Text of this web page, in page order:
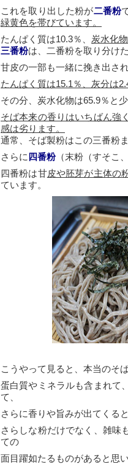
これを取り出した粉が二番粉
緑黄色を帯びています。
たんぱく質は10.3％、 炭水化
三番粉は、二番粉を取り分け
甘皮の一部も一緒に挽き出さ
たんぱく質は15.1％、灰分は
その分、炭水化物は65.9％と
そば本来の香りはいちばん強
感は劣ります。
通常、そば製粉はこの三番粉
さらに 四番粉（末粉（すそこ
四番粉は甘皮や胚芽が主体の
ています。
こうやって見ると、本当のそ
蛋白質やミネラルも含まれて
て、
さらに香りや旨みが出てくる
さらしな粉だけでなく、雑味
ての
面目躍如たるものがあると思